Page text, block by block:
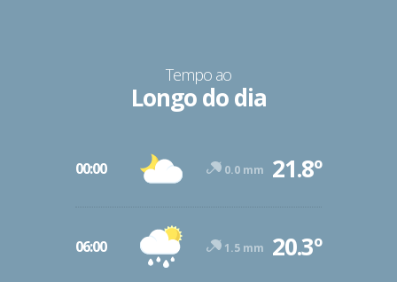
Tempo ao
Longo do dia
00:00 0.0 mm 21.8º
06:00 1.5 mm 20.3º